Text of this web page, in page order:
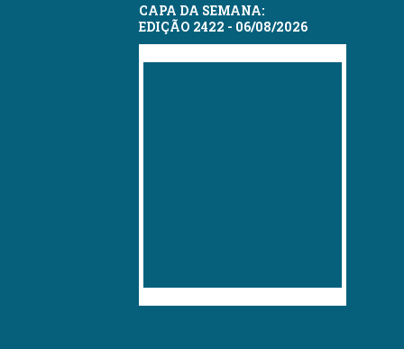
CAPA DA SEMANA:
EDIÇÃO 2422 - 06/08/2026